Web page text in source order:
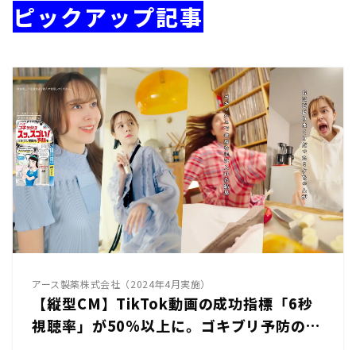
ピックアップ記事
アース製薬株式会社（2024年4月実施）
【縦型CM】TikTok動画の成功指標「6秒
視聴率」が50%以上に。ゴキブリ予防の新